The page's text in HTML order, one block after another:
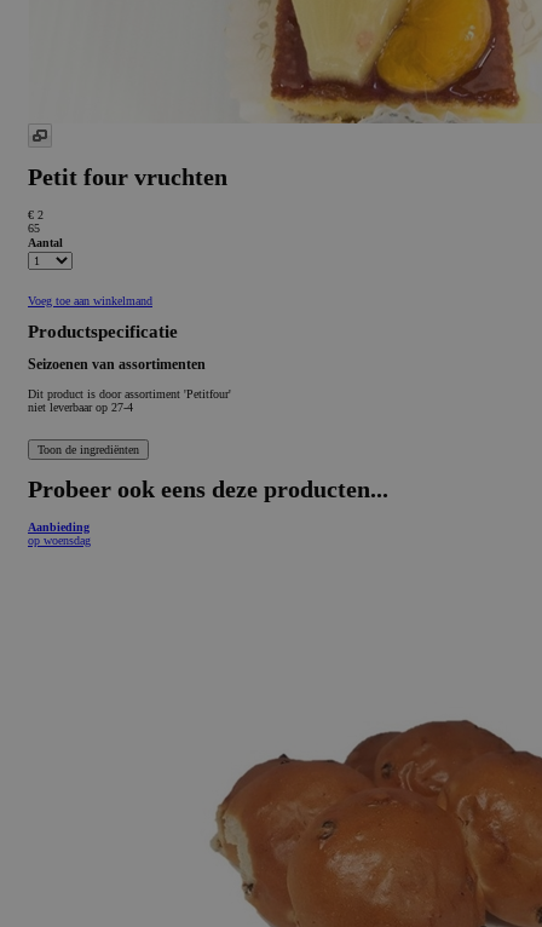
Petit four vruchten
€ 2
65
Aantal
Voeg toe aan winkelmand
Productspecificatie
Seizoenen van assortimenten
Dit product is door assortiment 'Petitfour'
niet leverbaar op 27-4
Probeer ook eens deze producten...
Aanbieding
op woensdag